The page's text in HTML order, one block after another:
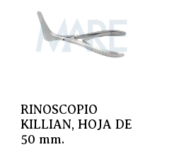
RINOSCOPIO
KILLIAN, HOJA DE
50 mm.